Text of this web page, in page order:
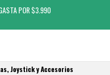
POR $3.990
Joystick y Accesorios